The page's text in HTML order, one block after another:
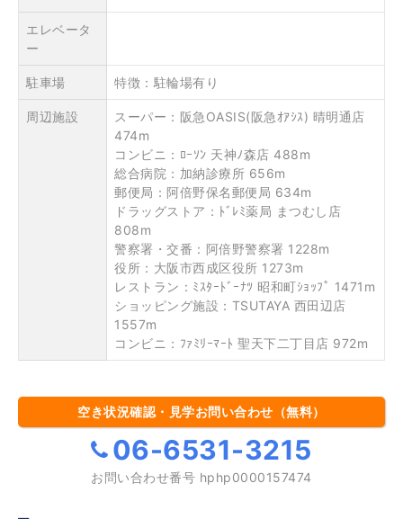
エレベータ
ー
駐車場 特徴：駐輪場有り
周辺施設
スーパー：阪急OASIS(阪急ｵｱｼｽ) 晴明通店
474m
コンビニ：ﾛｰｿﾝ 天神ﾉ森店 488m
総合病院：加納診療所 656m
郵便局：阿倍野保名郵便局 634m
ドラッグストア：ﾄﾞﾚﾐ薬局 まつむし店
808m
警察署・交番：阿倍野警察署 1228m
役所：大阪市西成区役所 1273m
レストラン：ﾐｽﾀｰﾄﾞｰﾅﾂ 昭和町ｼｮｯﾌﾟ 1471m
ショッピング施設：TSUTAYA 西田辺店
1557m
コンビニ：ﾌｧﾐﾘｰﾏｰﾄ 聖天下二丁目店 972m
空き状況確認・見学お問い合わせ（無料）
06-6531-3215
お問い合わせ番号 hphp0000157474